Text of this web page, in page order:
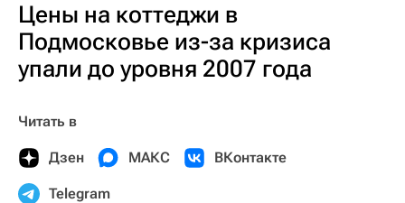
Цены на коттеджи в
Подмосковье из-за кризиса
упали до уровня 2007 года
Читать в
Дзен МАКС ВКонтакте
Telegram